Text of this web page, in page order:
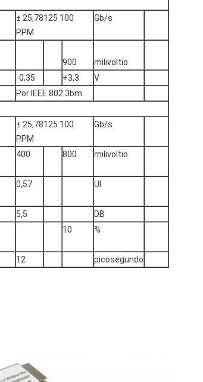
± 25,78125 100
PPM
Gb/s
900
milivoltio
-0,35 +3,3
V
Por IEEE 802.3bm
± 25,78125 100
PPM
Gb/s
400 800 milivoltio
0,57 UI
5,5
DB
10 %
12 picosegundo